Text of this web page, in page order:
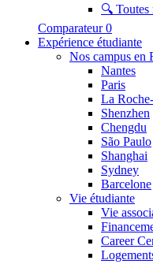
🔍 Toutes
Comparateur 0
Expérience étudiante
Nos campus en
Nantes
Paris
La
Shenzhen
Chengdu
São Paulo
Shanghai
Sydney
Barcelone
Vie étudiante
Vie
Career